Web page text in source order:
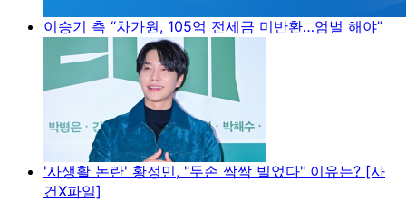
이승기 측 “차가원, 105억 전세금 미반환…엄벌 해야”
'사생활 논란' 황정민, "두손 싹싹 빌었다" 이유는? [사
건X파일]